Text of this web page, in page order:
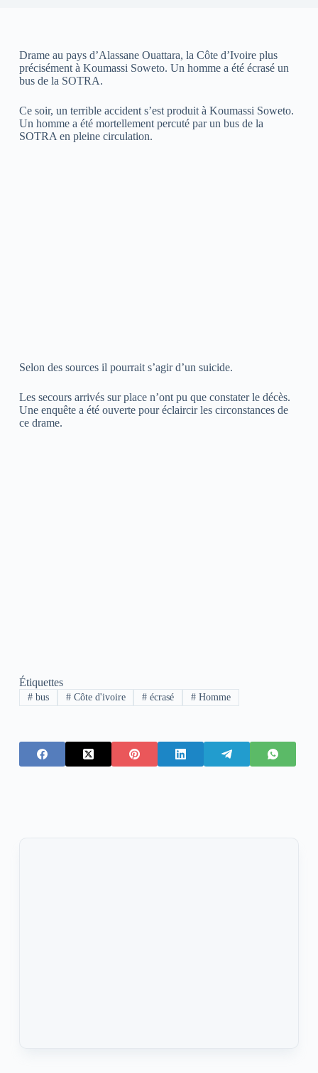
Drame au pays d’Alassane Ouattara, la Côte d’Ivoire plus
précisément à Koumassi Soweto. Un homme a été écrasé un
bus de la SOTRA.
Ce soir, un terrible accident s’est produit à Koumassi Soweto.
Un homme a été mortellement percuté par un bus de la
SOTRA en pleine circulation.
Selon des sources il pourrait s’agir d’un suicide.
Les secours arrivés sur place n’ont pu que constater le décès.
Une enquête a été ouverte pour éclaircir les circonstances de
ce drame.
Étiquettes
#bus #Côte d'ivoire # écrasé # Homme